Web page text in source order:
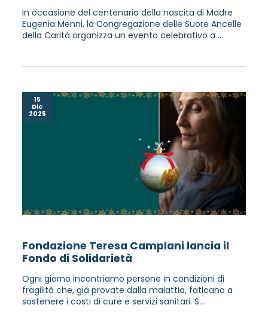
In occasione del centenario della nascita di Madre
Eugenia Menni, la Congregazione delle Suore Ancelle
della Carità organizza un evento celebrativo a ...
15
Dic
2025
Fondazione Teresa Camplani lancia il
Fondo di Solidarietà
Ogni giorno incontriamo persone in condizioni di
fragilità che, già provate dalla malattia, faticano a
sostenere i costi di cure e servizi sanitari. S...